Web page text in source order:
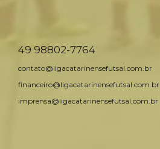
49 98802-7764
contato@ligacatarinensefutsal.com.br
financeiro@ligacatarinensefutsal.com.br
imprensa@ligacatarinensefutsal.com.br